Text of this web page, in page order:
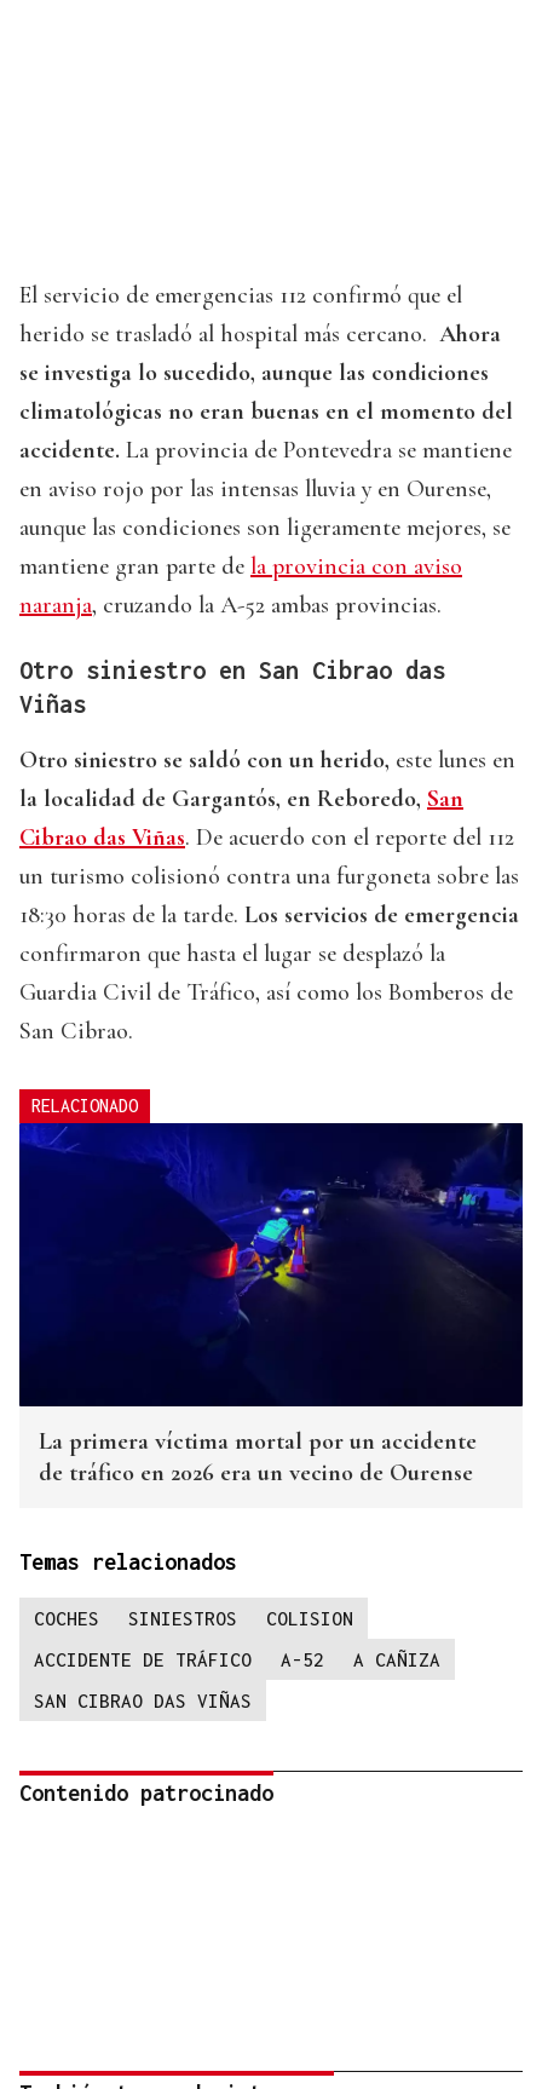
El servicio de emergencias 112 confirmó que el
herido se trasladó al hospital más cercano. Ahora
se investiga lo sucedido, aunque las condiciones
climatológicas no eran buenas en el momento del
accidente. La provincia de Pontevedra se mantiene
en aviso rojo por las intensas lluvia y en Ourense,
aunque las condiciones son ligeramente mejores, se
mantiene gran parte de la provincia con aviso
naranja, cruzando la A-52 ambas provincias.
Otro siniestro en San Cibrao das
Viñas
Otro siniestro se saldó con un herido, este lunes en
la localidad de Gargantós, en Reboredo, San
Cibrao das Viñas. De acuerdo con el reporte del 112
un turismo colisionó contra una furgoneta sobre las
18:30 horas de la tarde. Los servicios de emergencia
confirmaron que hasta el lugar se desplazó la
Guardia Civil de Tráfico, así como los Bomberos de
San Cibrao.
RELACIONADO
La primera víctima mortal por un accidente
de tráfico en 2026 era un vecino de Ourense
Temas relacionados
COCHES SINIESTROS
COLISION
ACCIDENTE DE TRÁFICO
A-52
A CAÑIZA
SAN CIBRAO DAS VIÑAS
Contenido patrocinado